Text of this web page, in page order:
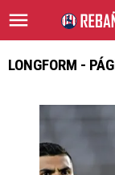
LONGFORM -